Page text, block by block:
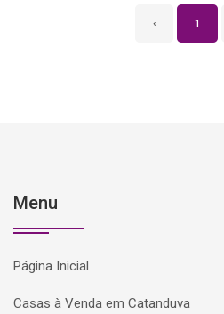
‹ 1
Menu
Página Inicial
Casas à Venda em Catanduva